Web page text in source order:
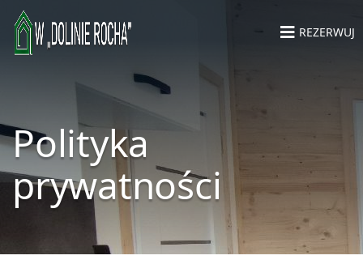
REZERWUJ
Polityka
prywatności